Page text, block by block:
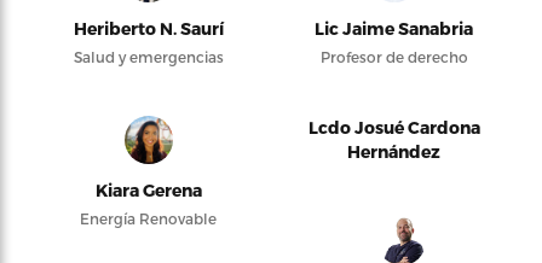
Heriberto N. Saurí
Salud y emergencias
Lic Jaime Sanabria
Profesor de derecho
Kiara Gerena
Energía Renovable
Lcdo Josué Cardona
Hernández